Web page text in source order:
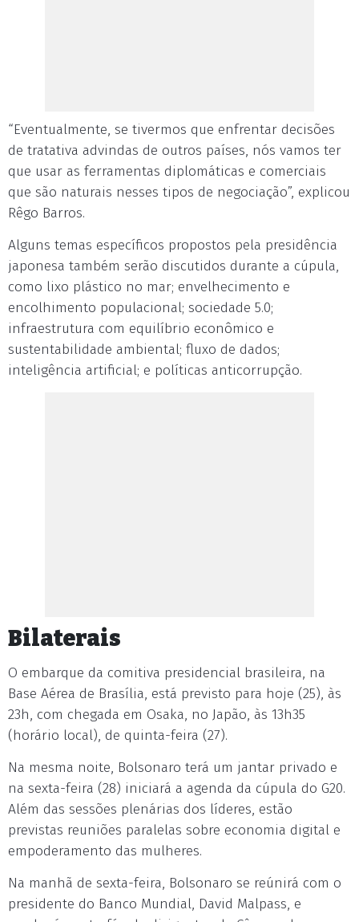
“Eventualmente, se tivermos que enfrentar decisões
de tratativa advindas de outros países, nós vamos ter
que usar as ferramentas diplomáticas e comerciais
que são naturais nesses tipos de negociação”, explicou
Rêgo Barros.
Alguns temas específicos propostos pela presidência
japonesa também serão discutidos durante a cúpula,
como lixo plástico no mar; envelhecimento e
encolhimento populacional; sociedade 5.0;
infraestrutura com equilíbrio econômico e
sustentabilidade ambiental; fluxo de dados;
inteligência artificial; e políticas anticorrupção.
Bilaterais
O embarque da comitiva presidencial brasileira, na
Base Aérea de Brasília, está previsto para hoje (25), às
23h, com chegada em Osaka, no Japão, às 13h35
(horário local), de quinta-feira (27).
Na mesma noite, Bolsonaro terá um jantar privado e
na sexta-feira (28) iniciará a agenda da cúpula do G20.
Além das sessões plenárias dos líderes, estão
previstas reuniões paralelas sobre economia digital e
empoderamento das mulheres.
Na manhã de sexta-feira, Bolsonaro se reúnirá com o
presidente do Banco Mundial, David Malpass, e